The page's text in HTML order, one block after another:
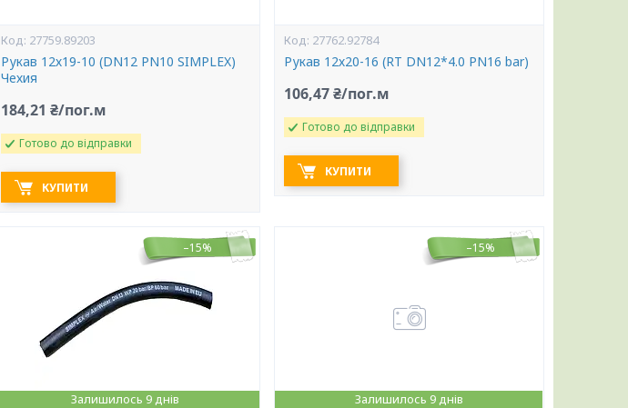
27759.89203
Рукав 12х19-10 (DN12 PN10 SIMPLEX)
Чехия
184,21 ₴/пог.м
Готово до відправки
КУПИТИ
27762.92784
Рукав 12х20-16 (RT DN12*4.0 PN16 bar)
106,47 ₴/пог.м
Готово до відправки
КУПИТИ
–15%
Залишилось 9 днів
–15%
Залишилось 9 днів